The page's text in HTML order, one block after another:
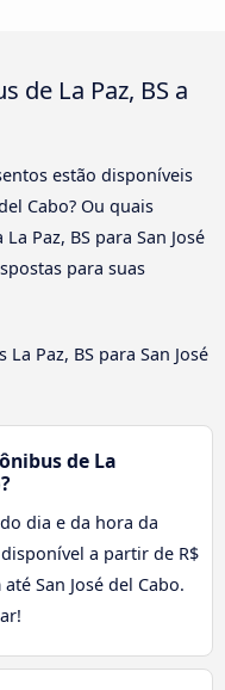
de La Paz, BS a
estão disponíveis
Cabo? Ou quais
Paz, BS para San José
para suas
Paz, BS para San José
de La
dia e da hora da
a partir de R$
San José del Cabo.